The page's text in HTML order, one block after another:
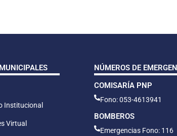
Institucional
Virtual
NÚMEROS DE
COMISARÍA PNP
Fono: 053-4613941
BOMBEROS
Emergencias Fono: 116